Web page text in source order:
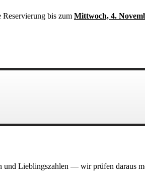
Reservierung bis zum Mittwoch, 4.
und Lieblingszahlen — wir prüfen daraus